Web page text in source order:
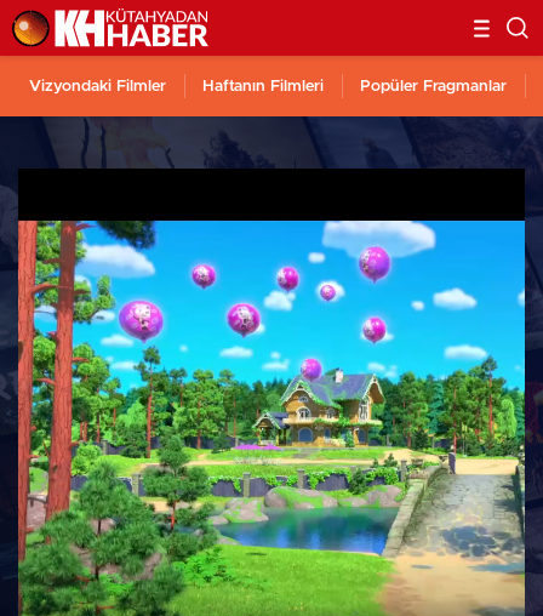
Vizyondaki Filmler Haftanın Filmleri Popüler Fragmanlar